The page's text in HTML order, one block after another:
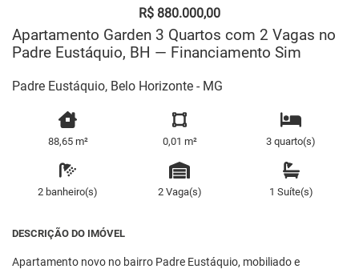
R$ 880.000,00
Apartamento Garden 3 Quartos com 2 Vagas no
Padre Eustáquio, BH — Financiamento Sim
Padre Eustáquio, Belo Horizonte - MG
88,65 m² 0,01 m² 3 quarto(s)
2 banheiro(s) 2 Vaga(s) 1 Suíte(s)
DESCRIÇÃO DO IMÓVEL
Apartamento novo no bairro Padre Eustáquio, mobiliado e